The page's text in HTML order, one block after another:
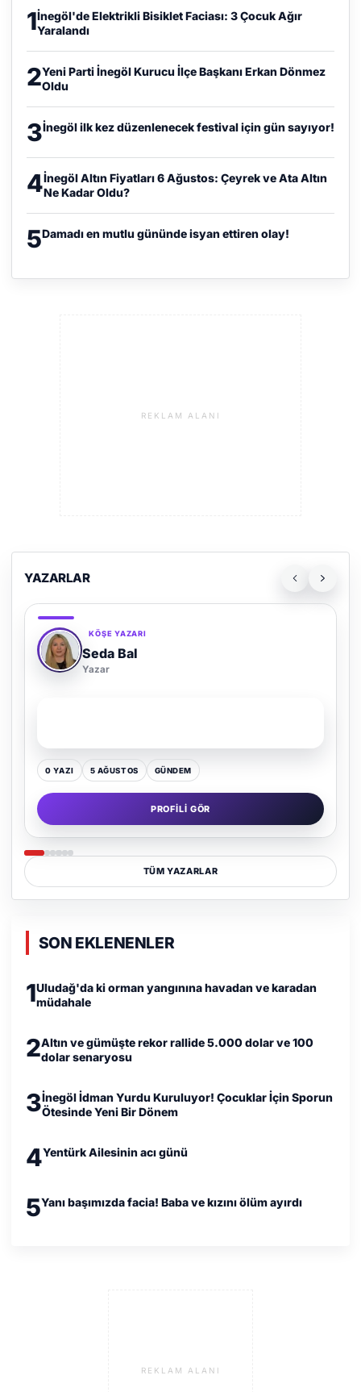
1İnegöl'de Elektrikli Bisiklet Faciası: 3 Çocuk Ağır
Yaralandı
2Yeni Parti İnegöl Kurucu İlçe Başkanı Erkan Dönmez
Oldu
3İnegöl ilk kez düzenlenecek festival için gün sayıyor!
4İnegöl Altın Fiyatları 6 Ağustos: Çeyrek ve Ata Altın
Ne Kadar Oldu?
5Damadı en mutlu gününde isyan ettiren olay!
REKLAM ALANI
YAZARLAR
KÖŞE YAZARI
Adem Demir
Yazar
0 YAZI 16 TEMMUZ GÜNDEM
PROFILI GÖR
TÜM YAZARLAR
SON EKLENENLER
1Uludağ'da ki orman yangınına havadan ve karadan
müdahale
2Altın ve gümüşte rekor rallide 5.000 dolar ve 100
dolar senaryosu
3İnegöl İdman Yurdu Kuruluyor! Çocuklar İçin Sporun
Ötesinde Yeni Bir Dönem
4Yentürk Ailesinin acı günü
5Yanı başımızda facia! Baba ve kızını ölüm ayırdı
REKLAM ALANI